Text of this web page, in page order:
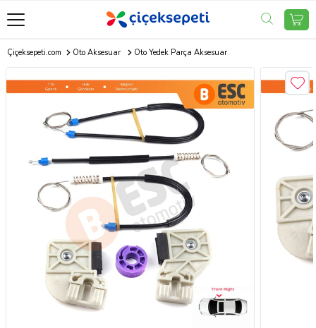
Çiçeksepeti.com Oto Aksesuar Oto Yedek Parça Aksesuar